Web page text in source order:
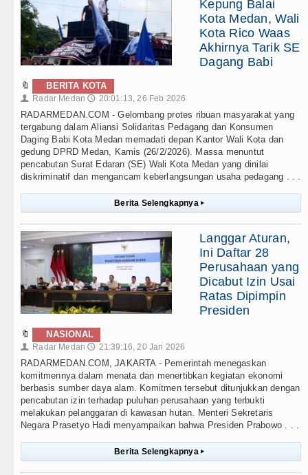
Kepung Balai
Kota Medan, Wali
Kota Rico Waas
Akhirnya Tarik SE
Dagang Babi
🔖 BERITA KOTA
👤 Radar Medan 🕔 20:01:13, 26 Feb 2026
RADARMEDAN.COM - Gelombang protes ribuan masyarakat yang
tergabung dalam Aliansi Solidaritas Pedagang dan Konsumen
Daging Babi Kota Medan memadati depan Kantor Wali Kota dan
gedung DPRD Medan, Kamis (26/2/2026). Massa menuntut
pencabutan Surat Edaran (SE) Wali Kota Medan yang dinilai
diskriminatif dan mengancam keberlangsungan usaha pedagang . . .
Berita Selengkapnya ▸
Langgar Aturan,
Ini Daftar 28
Perusahaan yang
Dicabut Izin Usai
Ratas Dipimpin
Presiden
🔖 NASIONAL
👤 Radar Medan 🕔 21:39:16, 20 Jan 2026
RADARMEDAN.COM, JAKARTA - Pemerintah menegaskan
komitmennya dalam menata dan menertibkan kegiatan ekonomi
berbasis sumber daya alam. Komitmen tersebut ditunjukkan dengan
pencabutan izin terhadap puluhan perusahaan yang terbukti
melakukan pelanggaran di kawasan hutan. Menteri Sekretaris
Negara Prasetyo Hadi menyampaikan bahwa Presiden Prabowo . . .
Berita Selengkapnya ▸